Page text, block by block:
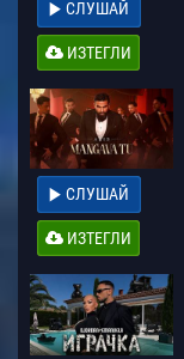
СЛУШАЙ
ИЗТЕГЛИ
СЛУШАЙ
ИЗТЕГЛИ